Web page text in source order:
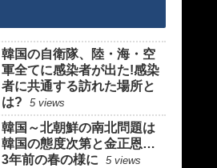
韓国の自衛隊、陸・海・空
軍全てに感染者が出た!感染
者に共通する訪れた場所と
は?
5 views
韓国～北朝鮮の南北問題は
韓国の態度次第と金正恩…
3年前の春の様に
5 views